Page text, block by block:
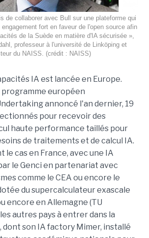
de collaborer avec Bull sur une plateforme qui
fort en faveur de l'open source afin
de la Suède en matière d'IA sécurisée »,
professeur à l'université de Linköping et
du NAISS. (crédit : NAISS)
IA est lancée en Europe.
programme européen
annoncé l'an dernier, 19
pour recevoir des
haute performance taillés pour
de traitements et de calcul IA.
le cas en France, avec une IA
le Genci en partenariat avec
comme le CEA ou encore le
du supercalculateur exascale
encore en Allemagne (TU
autres pays à entrer dans la
dont son IA factory Mimer, installé